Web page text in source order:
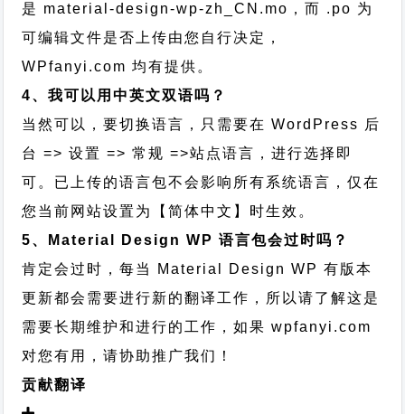
是 material-design-wp-zh_CN.mo，而 .po 为
可编辑文件是否上传由您自行决定，
WPfanyi.com 均有提供。
4、我可以用中英文双语吗？
当然可以，要切换语言，只需要在 WordPress 后
台 => 设置 => 常规 =>站点语言，进行选择即
可。已上传的语言包不会影响所有系统语言，仅在
您当前网站设置为【简体中文】时生效。
5、Material Design WP 语言包会过时吗？
肯定会过时，每当 Material Design WP 有版本
更新都会需要进行新的翻译工作，所以请了解这是
需要长期维护和进行的工作，如果 wpfanyi.com
对您有用，请协助推广我们！
贡献翻译